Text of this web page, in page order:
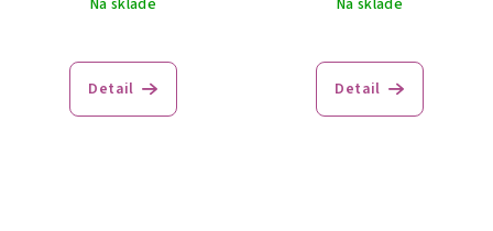
Na skladě
Detail
Na skladě
Detail